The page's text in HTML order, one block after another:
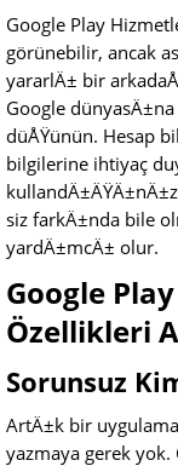
Google Play
görünebilir, ancak
yararlÄ± bir
Google
düÅŸünün. Hesap
bilgilerine ihtiyaç
siz farkÄ±nda bile
yardÄ±mcÄ± olur.
Google
Özellikleri
Sorunsuz
ArtÄ±k bir
yazmaya gerek